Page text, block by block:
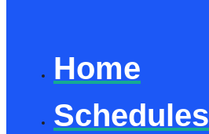
Home
Schedules